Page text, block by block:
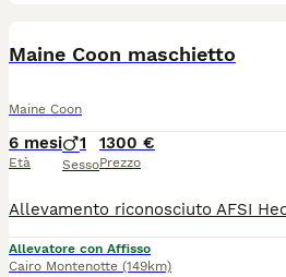
Maine Coon maschietto
Maine Coon
6 mesi
Età
1
Sesso
1300 €
Prezzo
Allevatore con Affisso
Cairo Montenotte (149km)